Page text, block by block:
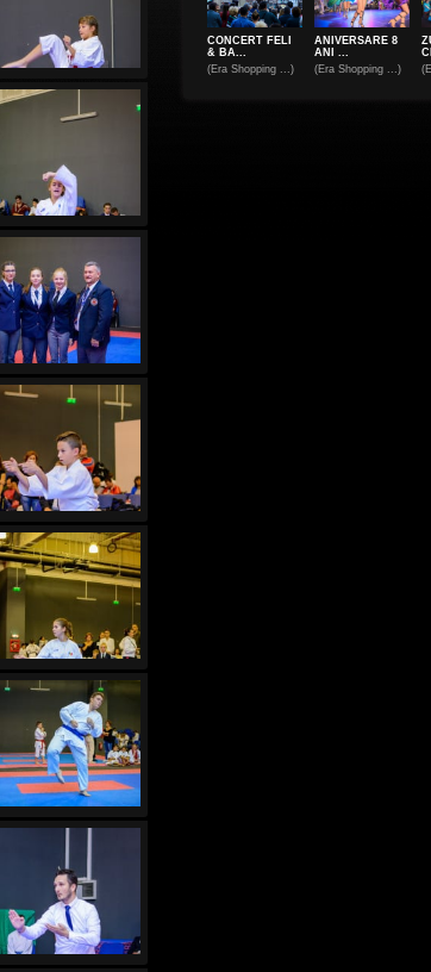
CONCERT FELI
& BA...
(Era Shopping ...)
ANIVERSARE 8
ANI ...
(Era Shopping ...)